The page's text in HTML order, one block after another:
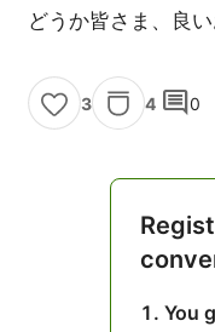
どうか皆さま、良い
3 4 comment0
You